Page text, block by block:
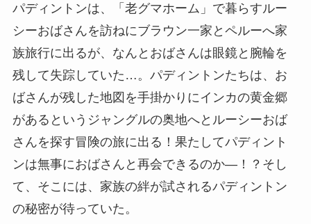
パディントンは、「老グマホーム」で暮らすルー
シーおばさんを訪ねにブラウン一家とペルーへ家
族旅行に出るが、なんとおばさんは眼鏡と腕輪を
残して失踪していた…。パディントンたちは、お
ばさんが残した地図を手掛かりにインカの黄金郷
があるというジャングルの奥地へとルーシーおば
さんを探す冒険の旅に出る！果たしてパディント
ンは無事におばさんと再会できるのか―！？そし
て、そこには、家族の絆が試されるパディントン
の秘密が待っていた。